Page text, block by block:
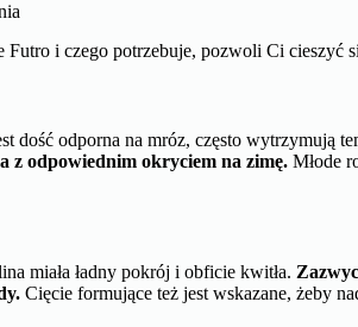
i czego potrzebuje, pozwoli Ci cieszyć
dość odporna na mróz, często wytrzymują
z odpowiednim okryciem na zimę. Młode
miała ładny pokrój i obficie kwitła.
Cięcie formujące też jest wskazane, żeby